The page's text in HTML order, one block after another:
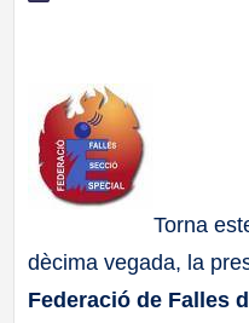
Torna
dècima vegada, la
Federació de Falles